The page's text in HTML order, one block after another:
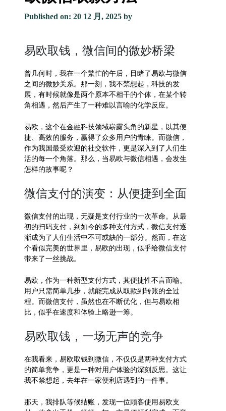
Published on: 20 12 月, 2025 by
易欧取钱，微信间的微妙桥梁
曾几何时，我在一个繁忙的午后，目睹了易欧与微信
之间的微妙关系。那一刻，我不禁想起，科技的发
展，有时候就像是两个原本不相干的个体，在某个转
角相遇，然后产生了一种难以言喻的化学反应。
易欧，这个在金融科技领域崭露头角的新星，以其便
捷、高效的服务，赢得了众多用户的青睐。而微信，
作为我国最受欢迎的社交软件，更是深入到了人们生
活的每一个角落。那么，当易欧与微信相遇，会发生
怎样的故事呢？
微信支付的演变：从便捷到全面
微信支付的出现，无疑是支付行业的一次革命。从最
初的扫码支付，到如今的多种支付方式，微信支付逐
渐成为了人们生活中不可或缺的一部分。然而，在这
个看似完美的世界里，易欧的出现，似乎给微信支付
带来了一丝挑战。
易欧，作为一种新型支付方式，其便捷性不言而喻。
用户只需简单几步，就能完成从取款到转账的全过
程。而微信支付，虽然也在不断优化，但与易欧相
比，似乎在速度和体验上略逊一筹。
易欧取钱，一场无声的竞争
在我看来，易欧取钱到微信，不仅仅是两种支付方式
的简单竞争，更是一种对用户体验的深刻反思。这让
我不禁想起，去年在一家便利店遇到的一件事。
那天，我排队等候结账，发现一位顾客使用易欧支